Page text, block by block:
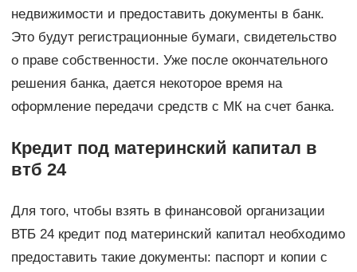
недвижимости и предоставить документы в банк.
Это будут регистрационные бумаги, свидетельство
о праве собственности. Уже после окончательного
решения банка, дается некоторое время на
оформление передачи средств с МК на счет банка.
Кредит под материнский капитал в
втб 24
Для того, чтобы взять в финансовой организации
ВТБ 24 кредит под материнский капитал необходимо
предоставить такие документы: паспорт и копии с